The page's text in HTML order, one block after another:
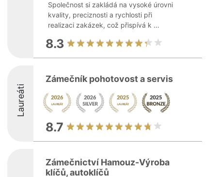
Společnost si zakládá na vysoké úrovni
kvality, preciznosti a rychlosti při
realizaci zakázek, což přispívá k ...
8.3
Laureáti
Zámečník pohotovost a servis
8.7
Zámečnictví Hamouz-Výroba
klíčů, autoklíčů